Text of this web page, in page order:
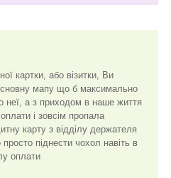
картки, або візитки, Ви
мапу що б максимально
неї, а з приходом в наше життя
і зовсім пропала
карту з відділу держателя
піднести чохол навіть в
оплати